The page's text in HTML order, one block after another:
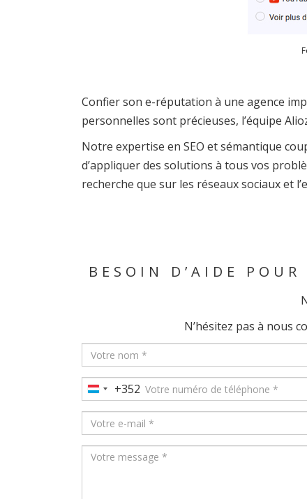
Confier son e-réputation à une agence
personnelles sont précieuses, l’équipe
Notre expertise en SEO et sémantique
d’appliquer des solutions à tous vos
recherche que sur les réseaux sociaux et
BESOIN D’AIDE
N’hésitez pas à nous
Luxembourg
+352
+352